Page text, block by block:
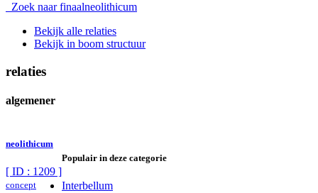
Zoek naar finaalneolithicum
Bekijk alle relaties
Bekijk in boom structuur
relaties
algemener
neolithicum
[ ID : 1209 ]
concept
Populair in deze categorie
Interbellum